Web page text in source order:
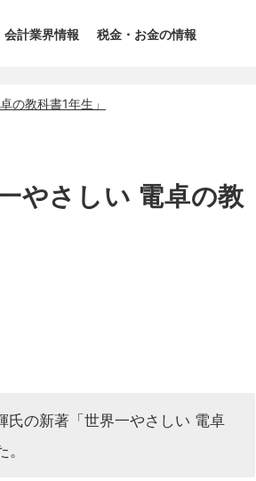
会計業界情報 税金・お金の情報
の教科書1年生」
やさしい 電卓の教
氏の新著「世界一やさしい 電卓